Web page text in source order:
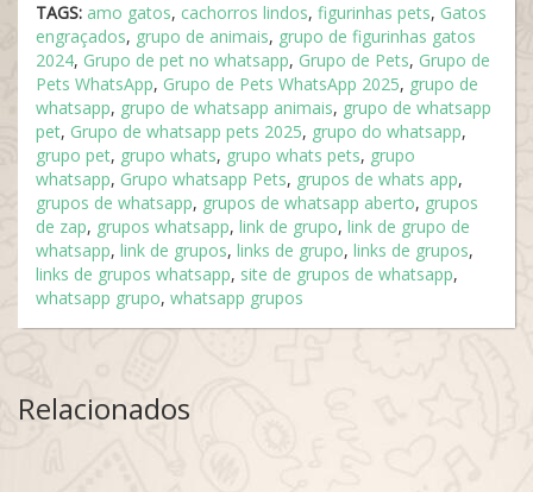
TAGS: amo gatos, cachorros lindos, figurinhas pets, Gatos
engraçados, grupo de animais, grupo de figurinhas gatos
2024, Grupo de pet no whatsapp, Grupo de Pets, Grupo de
Pets WhatsApp, Grupo de Pets WhatsApp 2025, grupo de
whatsapp, grupo de whatsapp animais, grupo de whatsapp
pet, Grupo de whatsapp pets 2025, grupo do whatsapp,
grupo pet, grupo whats, grupo whats pets, grupo
whatsapp, Grupo whatsapp Pets, grupos de whats app,
grupos de whatsapp, grupos de whatsapp aberto, grupos
de zap, grupos whatsapp, link de grupo, link de grupo de
whatsapp, link de grupos, links de grupo, links de grupos,
links de grupos whatsapp, site de grupos de whatsapp,
whatsapp grupo, whatsapp grupos
Relacionados